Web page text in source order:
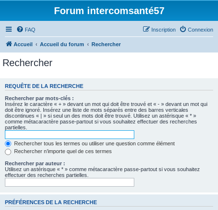
Forum intercomsanté57
FAQ Connexion
Inscription
Accueil Accueil du forum Rechercher
Rechercher
REQUÊTE DE LA RECHERCHE
Rechercher par mots-clés :
Insérez le caractère « + » devant un mot qui doit être trouvé et « - » devant un mot qui
doit être ignoré. Insérez une liste de mots séparés entre des barres verticales
discontinues « | » si seul un des mots doit être trouvé. Utilisez un astérisque « * »
comme métacaractère passe-partout si vous souhaitez effectuer des recherches
partielles.
Rechercher tous les termes ou utiliser une question comme élément
Rechercher n’importe quel de ces termes
Rechercher par auteur :
Utilisez un astérisque « * » comme métacaractère passe-partout si vous souhaitez
effectuer des recherches partielles.
PRÉFÉRENCES DE LA RECHERCHE